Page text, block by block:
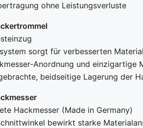
ohne Leistungsverluste
sorgt für verbesserten
Anordnung und einzigartige
beidseitige Lagerung der
Hackmesser (Made in Germany)
bewirkt starke